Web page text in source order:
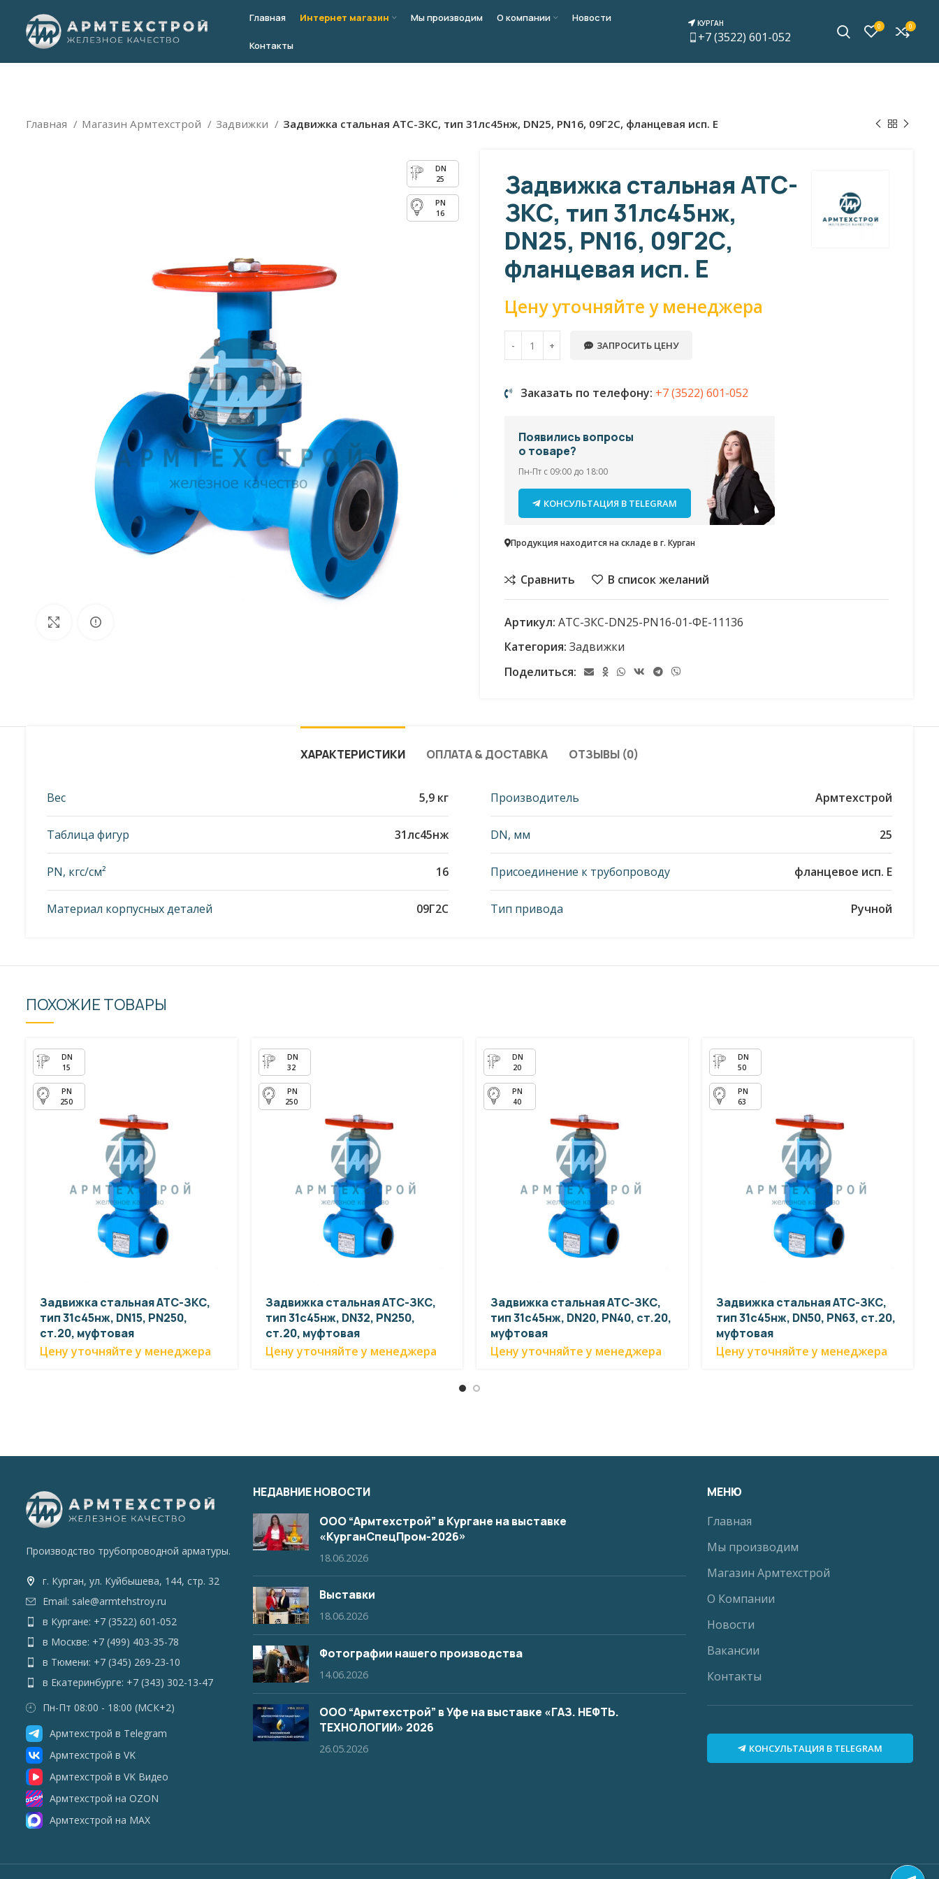
Главная Интернет магазин Мы производим О компании Новости
Контакты
КУРГАН
+7 (3522) 601-052
0 0
Главная Магазин Армтехстрой Задвижки Задвижка стальная АТС-ЗКС, тип 31лс45нж, DN25, PN16, 09Г2С, фланцевая исп. E
25
16
Увеличить
Задвижка стальная АТС-
ЗКС, тип 31лс45нж,
DN25, PN16, 09Г2С,
фланцевая исп. E
Цену уточняйте у менеджера
ЗАПРОСИТЬ ЦЕНУ
Заказать по телефону: +7 (3522) 601-052
Появились вопросы
о товаре?
Пн-Пт с 09:00 до 18:00
КОНСУЛЬТАЦИЯ В TELEGRAM
Продукция находится на складе в г. Курган
Сравнить В список желаний
Артикул: АТС-ЗКС-DN25-PN16-01-ФЕ-11136
Категория: Задвижки
Поделиться:
ХАРАКТЕРИСТИКИ ОПЛАТА & ДОСТАВКА ОТЗЫВЫ (0)
Вес 5,9 кг Производитель Армтехстрой
Таблица фигур 31лс45нж DN, мм 25
PN, кгс/см² 16 Присоединение к трубопроводу фланцевое исп. E
Материал корпусных деталей 09Г2С Тип привода Ручной
ПОХОЖИЕ ТОВАРЫ
15
250
Задвижка стальная АТС-ЗКС,
тип 31с45нж, DN15, PN250,
ст.20, муфтовая
Цену уточняйте у менеджера
32
250
Задвижка стальная АТС-ЗКС,
тип 31с45нж, DN32, PN250,
ст.20, муфтовая
Цену уточняйте у менеджера
20
40
Задвижка стальная АТС-ЗКС,
тип 31с45нж, DN20, PN40, ст.20,
муфтовая
Цену уточняйте у менеджера
50
63
Задвижка стальная АТС-ЗКС,
тип 31с45нж, DN50, PN63, ст.20,
муфтовая
Цену уточняйте у менеджера
Производство трубопроводной арматуры.
г. Курган, ул. Куйбышева, 144, стр. 32
Email: sale@armtehstroy.ru
в Кургане: +7 (3522) 601-052
в Москве: +7 (499) 403-35-78
в Тюмени: +7 (345) 269-23-10
в Екатеринбурге: +7 (343) 302-13-47
Пн-Пт 08:00 - 18:00 (МСК+2)
Армтехстрой в Telegram
Армтехстрой в VK
Армтехстрой в VK Видео
Армтехстрой на OZON
Армтехстрой на MAX
НЕДАВНИЕ НОВОСТИ
ООО “Армтехстрой” в Кургане на выставке
«КурганСпецПром-2026»
18.06.2026
Выставки
18.06.2026
Фотографии нашего производства
14.06.2026
ООО “Армтехстрой” в Уфе на выставке «ГАЗ. НЕФТЬ.
ТЕХНОЛОГИИ» 2026
26.05.2026
МЕНЮ
Главная
Мы производим
Магазин Армтехстрой
О Компании
Новости
Вакансии
Контакты
КОНСУЛЬТАЦИЯ В TELEGRAM